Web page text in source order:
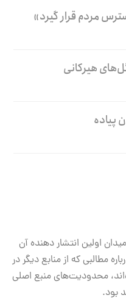
مردم قرار گیرد»
هیرکانی
پیاده
اولین انتشار دهنده آن
مطالبی که از منابع دیگر در
محدودیت‌های منبع اصلی
بود.